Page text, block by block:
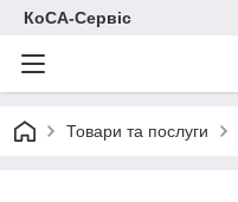
КоСА-Сервіс
Товари та послуги